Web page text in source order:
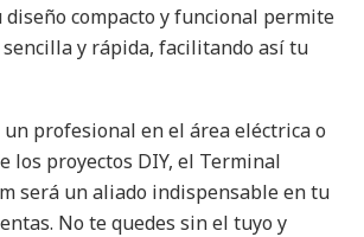
diseño compacto y funcional permite
y rápida, facilitando así tu
un profesional en el área eléctrica o
los proyectos DIY, el Terminal
será un aliado indispensable en tu
No te quedes sin el tuyo y